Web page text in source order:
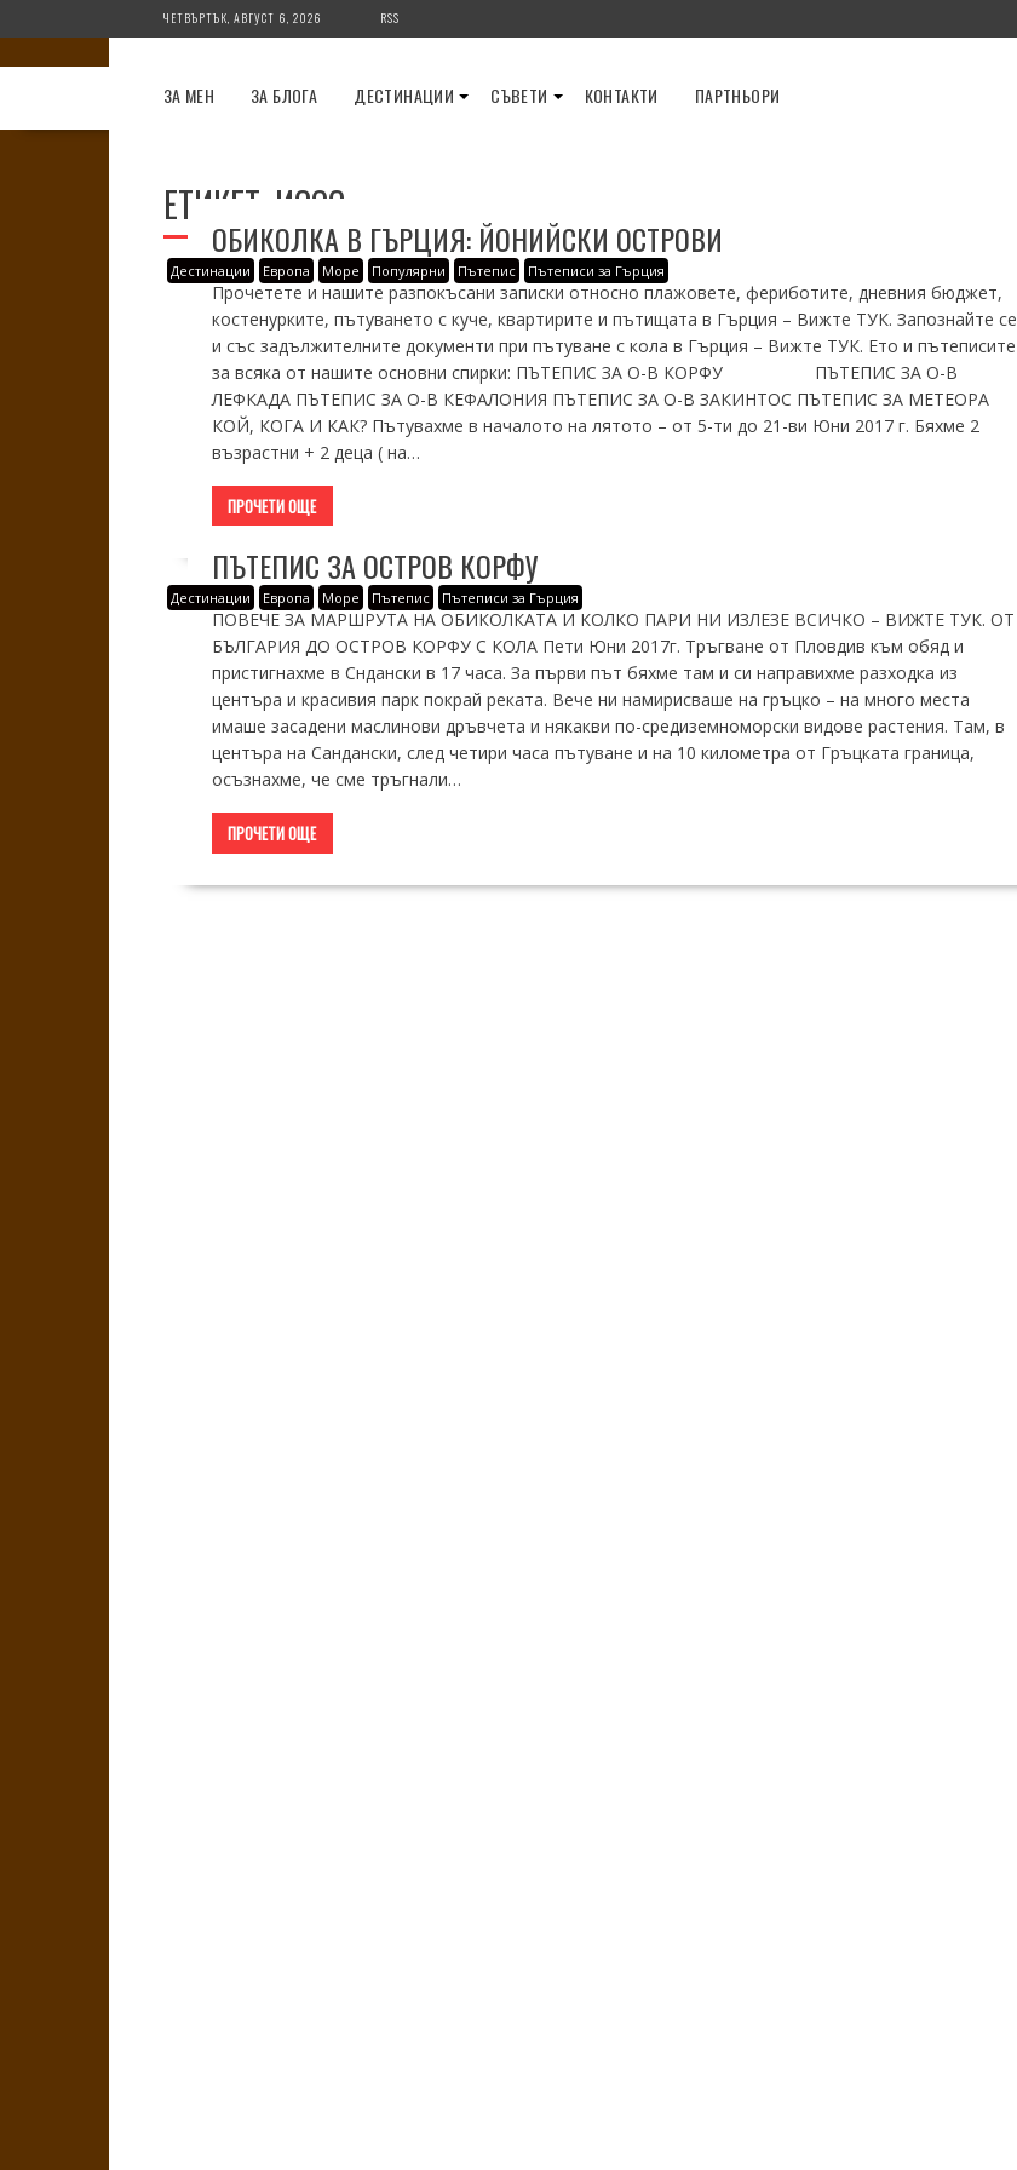
to
content
ЧЕТВЪРТЪК, АВГУСТ 6, 2026 RSS
ЗА МЕН ЗА БЛОГА ДЕСТИНАЦИИ СЪВЕТИ КОНТАКТИ ПАРТНЬОРИ
ЕТИКЕТ: ИСОС
Дестинации Европа Море Популярни Пътепис Пътеписи за Гърция
ОБИКОЛКА В ГЪРЦИЯ: ЙОНИЙСКИ ОСТРОВИ
Прочетете и нашите разпокъсани записки относно плажовете, фериботите, дневния бюджет,
костенурките, пътуването с куче, квартирите и пътищата в Гърция – Вижте ТУК. Запознайте се
и със задължителните документи при пътуване с кола в Гърция – Вижте ТУК. Ето и пътеписите
за всяка от нашите основни спирки: ПЪТЕПИС ЗА О-В КОРФУ ПЪТЕПИС ЗА О-В
ЛЕФКАДА ПЪТЕПИС ЗА О-В КЕФАЛОНИЯ ПЪТЕПИС ЗА О-В ЗАКИНТОС ПЪТЕПИС ЗА МЕТЕОРА
КОЙ, КОГА И КАК? Пътувахме в началото на лятото – от 5-ти до 21-ви Юни 2017 г. Бяхме 2
възрастни + 2 деца ( на…
ПРОЧЕТИ ОЩЕ
Дестинации Европа Море Пътепис Пътеписи за Гърция
ПЪТЕПИС ЗА ОСТРОВ КОРФУ
ПОВЕЧЕ ЗА МАРШРУТА НА ОБИКОЛКАТА И КОЛКО ПАРИ НИ ИЗЛЕЗЕ ВСИЧКО – ВИЖТЕ ТУК. ОТ
БЪЛГАРИЯ ДО ОСТРОВ КОРФУ С КОЛА Пети Юни 2017г. Тръгване от Пловдив към обяд и
пристигнахме в Сндански в 17 часа. За първи път бяхме там и си направихме разходка из
центъра и красивия парк покрай реката. Вече ни намирисваше на гръцко – на много места
имаше засадени маслинови дръвчета и някакви по-средиземноморски видове растения. Там, в
центъра на Сандански, след четири часа пътуване и на 10 километра от Гръцката граница,
осъзнахме, че сме тръгнали…
ПРОЧЕТИ ОЩЕ